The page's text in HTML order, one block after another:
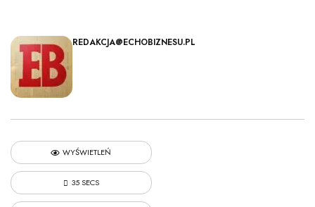
REDAKCJA@ECHOBIZNESU.PL
WYŚWIETLEŃ
35 SECS